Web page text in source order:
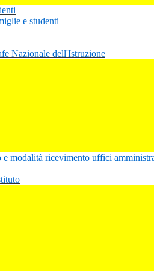
e studenti
Nazionale dell'Istruzione
e modalità ricevimento uffici